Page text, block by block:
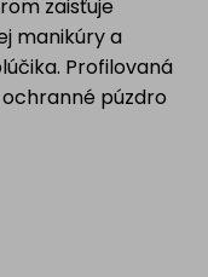
zaisťuje
manikúry a
Profilovaná
púzdro